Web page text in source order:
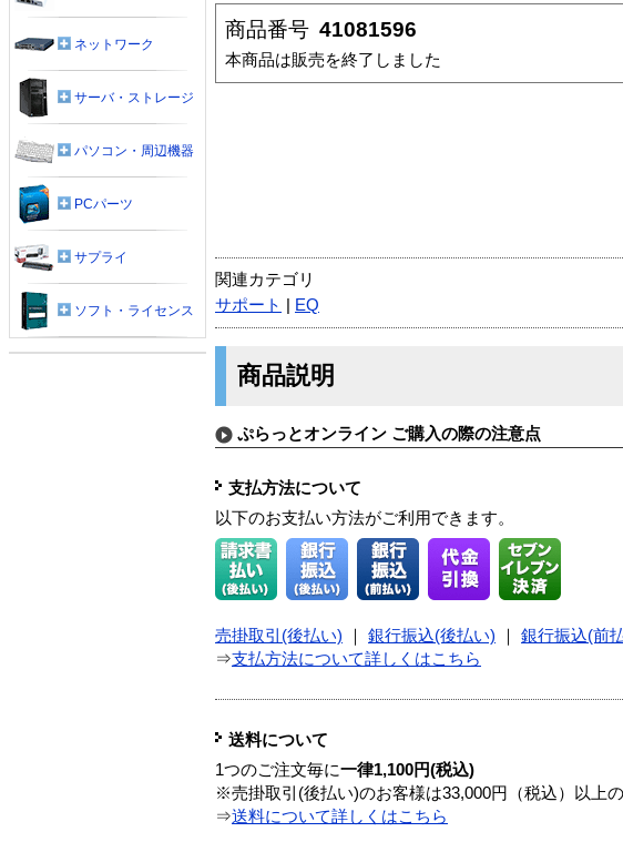
商品番号 41081596
本商品は販売を終了しました
関連カテゴリ
サポート
EQ
商品説明
ぷらっとオンライン ご購入の際の注意点
支払方法について
以下のお支払い方法がご利用できます。
売掛取引(後払い) 銀行振込(後払い) 銀行振込(前
⇒支払方法について詳しくはこちら
送料について
1つのご注文毎に一律1,100円(税込)
※売掛取引(後払い)のお客様は33,000円（税込）以上
⇒送料について詳しくはこちら
ネットワーク
サーバ・ストレージ
パソコン・周辺機器
PCパーツ
サプライ
ソフト・ライセンス